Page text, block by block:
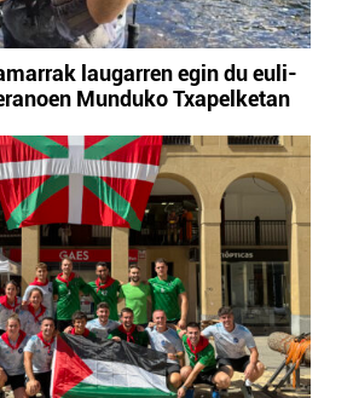
laugarren egin du euli-
Munduko Txapelketan